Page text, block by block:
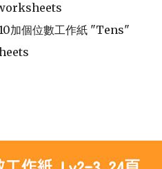
加個位數工作紙 "Tens"